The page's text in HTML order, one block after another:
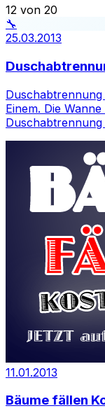
12 von 20
🔧
25.03.2013
Einem. Die
11.01.2013
Bäume fällen